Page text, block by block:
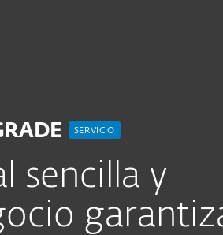
SERVICIO
sencilla y